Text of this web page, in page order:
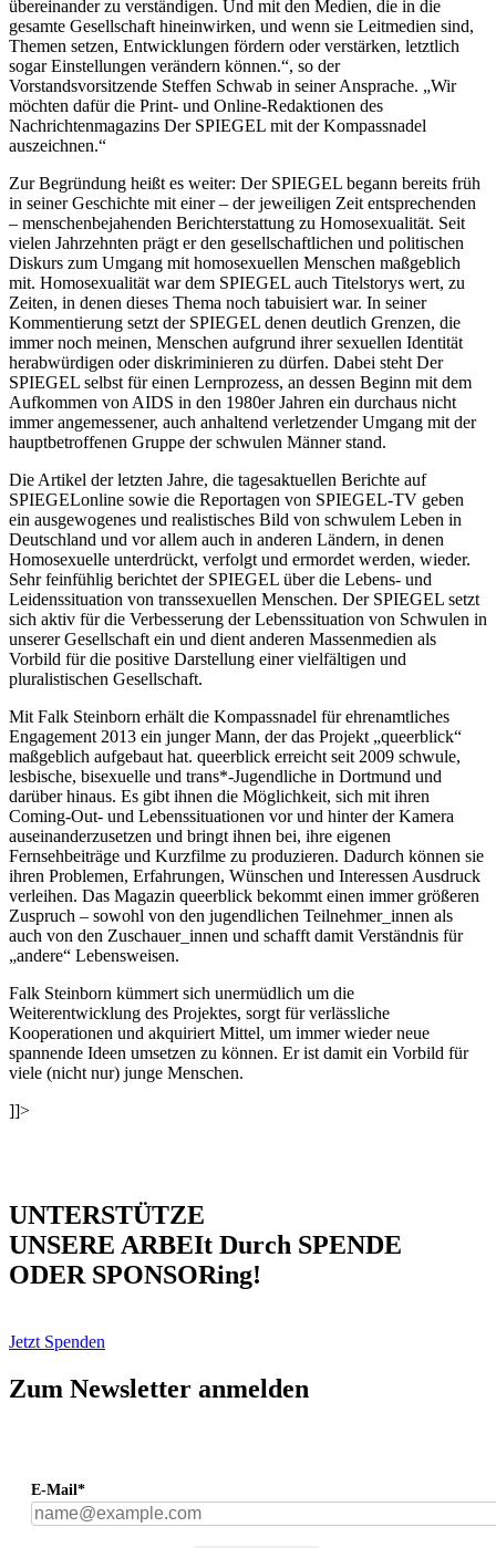
übereinander zu verständigen. Und mit den Medien, die in die
gesamte Gesellschaft hineinwirken, und wenn sie Leitmedien sind,
Themen setzen, Entwicklungen fördern oder verstärken, letztlich
sogar Einstellungen verändern können.“, so der
Vorstandsvorsitzende Steffen Schwab in seiner Ansprache. „Wir
möchten dafür die Print- und Online-Redaktionen des
Nachrichtenmagazins Der SPIEGEL mit der Kompassnadel
auszeichnen.“
Zur Begründung heißt es weiter: Der SPIEGEL begann bereits früh
in seiner Geschichte mit einer – der jeweiligen Zeit entsprechenden
– menschenbejahenden Berichterstattung zu Homosexualität. Seit
vielen Jahrzehnten prägt er den gesellschaftlichen und politischen
Diskurs zum Umgang mit homosexuellen Menschen maßgeblich
mit. Homosexualität war dem SPIEGEL auch Titelstorys wert, zu
Zeiten, in denen dieses Thema noch tabuisiert war. In seiner
Kommentierung setzt der SPIEGEL denen deutlich Grenzen, die
immer noch meinen, Menschen aufgrund ihrer sexuellen Identität
herabwürdigen oder diskriminieren zu dürfen. Dabei steht Der
SPIEGEL selbst für einen Lernprozess, an dessen Beginn mit dem
Aufkommen von AIDS in den 1980er Jahren ein durchaus nicht
immer angemessener, auch anhaltend verletzender Umgang mit der
hauptbetroffenen Gruppe der schwulen Männer stand.
Die Artikel der letzten Jahre, die tagesaktuellen Berichte auf
SPIEGELonline sowie die Reportagen von SPIEGEL-TV geben
ein ausgewogenes und realistisches Bild von schwulem Leben in
Deutschland und vor allem auch in anderen Ländern, in denen
Homosexuelle unterdrückt, verfolgt und ermordet werden, wieder.
Sehr feinfühlig berichtet der SPIEGEL über die Lebens- und
Leidenssituation von transsexuellen Menschen. Der SPIEGEL setzt
sich aktiv für die Verbesserung der Lebenssituation von Schwulen in
unserer Gesellschaft ein und dient anderen Massenmedien als
Vorbild für die positive Darstellung einer vielfältigen und
pluralistischen Gesellschaft.
Mit Falk Steinborn erhält die Kompassnadel für ehrenamtliches
Engagement 2013 ein junger Mann, der das Projekt „queerblick“
maßgeblich aufgebaut hat. queerblick erreicht seit 2009 schwule,
lesbische, bisexuelle und trans*-Jugendliche in Dortmund und
darüber hinaus. Es gibt ihnen die Möglichkeit, sich mit ihren
Coming-Out- und Lebenssituationen vor und hinter der Kamera
auseinanderzusetzen und bringt ihnen bei, ihre eigenen
Fernsehbeiträge und Kurzfilme zu produzieren. Dadurch können sie
ihren Problemen, Erfahrungen, Wünschen und Interessen Ausdruck
verleihen. Das Magazin queerblick bekommt einen immer größeren
Zuspruch – sowohl von den jugendlichen Teilnehmer_innen als
auch von den Zuschauer_innen und schafft damit Verständnis für
„andere“ Lebensweisen.
Falk Steinborn kümmert sich unermüdlich um die
Weiterentwicklung des Projektes, sorgt für verlässliche
Kooperationen und akquiriert Mittel, um immer wieder neue
spannende Ideen umsetzen zu können. Er ist damit ein Vorbild für
viele (nicht nur) junge Menschen.
]]>
UNTERSTÜTZE
UNSERE ARBEIt Durch SPENDE
ODER SPONSORing!
Jetzt Spenden
Zum Newsletter anmelden
E-Mail*